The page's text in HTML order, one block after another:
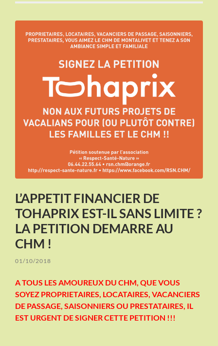
L’APPETIT FINANCIER DE
TOHAPRIX EST-IL SANS LIMITE ?
LA PETITION DEMARRE AU
CHM !
01/10/2018
A TOUS LES AMOUREUX DU CHM, QUE VOUS
SOYEZ PROPRIETAIRES, LOCATAIRES, VACANCIERS
DE PASSAGE, SAISONNIERS OU PRESTATAIRES, IL
EST URGENT DE SIGNER CETTE PETITION !!!